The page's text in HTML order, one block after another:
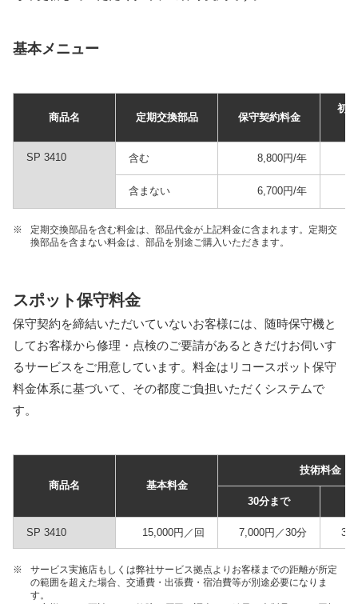
基本メニュー
商品名 定期交換部品 保守契約料金
初
SP 3410 含む 8,800円/年
含まない 6,700円/年
※
定期交換部品を含む料金は、部品代金が上記料金に含まれます。定期交
換部品を含まない料金は、部品を別途ご購入いただきます。
スポット保守料金
保守契約を締結いただいていないお客様には、随時保守機と
してお客様から修理・点検のご要請があるときだけお伺いす
るサービスをご用意しています。料金はリコースポット保守
料金体系に基づいて、その都度ご負担いただくシステムで
す。
商品名 基本料金
技術料金
30分まで
SP 3410 15,000円／回 7,000円／30分
※
サービス実施店もしくは弊社サービス拠点よりお客様までの距離が所定
の範囲を超えた場合、交通費・出張費・宿泊費等が別途必要になりま
す。